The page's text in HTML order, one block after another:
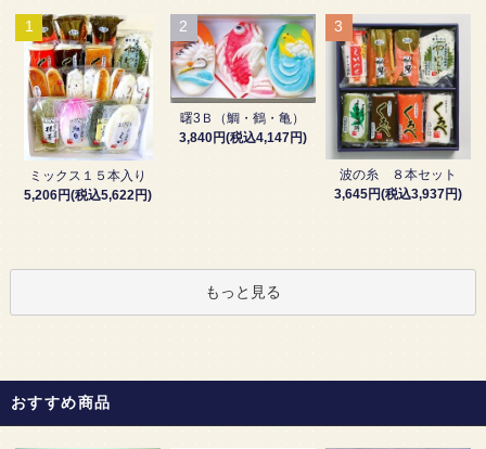
1
ミックス１５本入り
5,206円(税込5,622円)
2
曙3Ｂ（鯛・鶴・亀）
3,840円(税込4,147円)
3
波の糸 ８本セット
3,645円(税込3,937円)
もっと見る
おすすめ商品